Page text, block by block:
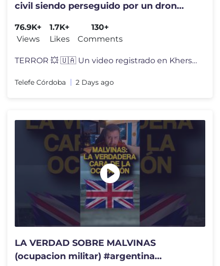
civil siendo perseguido por un dron
76.9K+
Views
1.7K+
Likes
130+
Comments
TERROR 💥 🇺🇦 Un video registrado en Kherson, Ucrania, muestra
Telefe Córdoba 2 Days ago
LA VERDAD SOBRE MALVINAS
(ocupacion militar) #argentina